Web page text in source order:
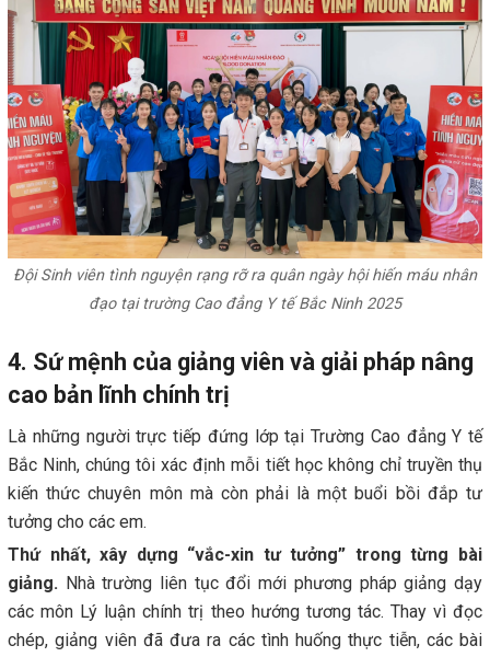
Đội Sinh viên tình nguyện rạng rỡ ra quân ngày hội hiến máu nhân
đạo tại trường Cao đẳng Y tế Bắc Ninh 2025
4. Sứ mệnh của giảng viên và giải pháp nâng
cao bản lĩnh chính trị
Là những người trực tiếp đứng lớp tại Trường Cao đẳng Y tế
Bắc Ninh, chúng tôi xác định mỗi tiết học không chỉ truyền thụ
kiến thức chuyên môn mà còn phải là một buổi bồi đắp tư
tưởng cho các em.
Thứ nhất, xây dựng “vắc-xin tư tưởng” trong từng bài
giảng. Nhà trường liên tục đổi mới phương pháp giảng dạy
các môn Lý luận chính trị theo hướng tương tác. Thay vì đọc
chép, giảng viên đã đưa ra các tình huống thực tiễn, các bài